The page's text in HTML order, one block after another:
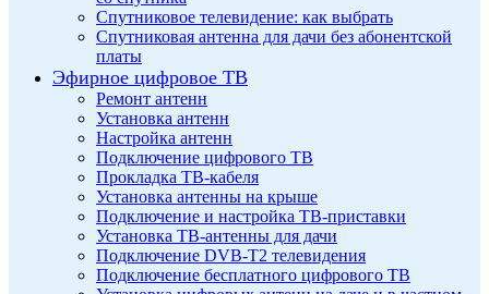
Спутниковое телевидение: как выбрать
Спутниковая антенна для дачи без абонентской
платы
Эфирное цифровое ТВ
Ремонт антенн
Установка антенн
Настройка антенн
Подключение цифрового ТВ
Прокладка ТВ-кабеля
Установка антенны на крыше
Подключение и настройка ТВ-приставки
Установка ТВ-антенны для дачи
Подключение DVB-T2 телевидения
Подключение бесплатного цифрового ТВ